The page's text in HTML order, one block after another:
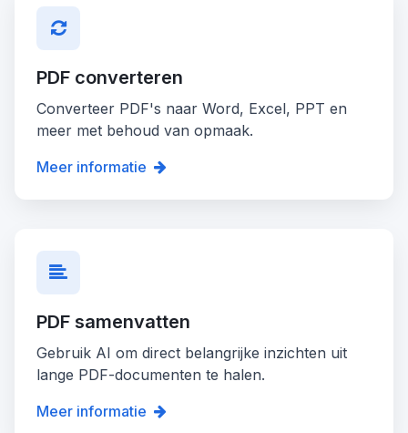
PDF converteren
Converteer PDF's naar Word, Excel, PPT en
meer met behoud van opmaak.
Meer informatie
PDF samenvatten
Gebruik AI om direct belangrijke inzichten uit
lange PDF-documenten te halen.
Meer informatie